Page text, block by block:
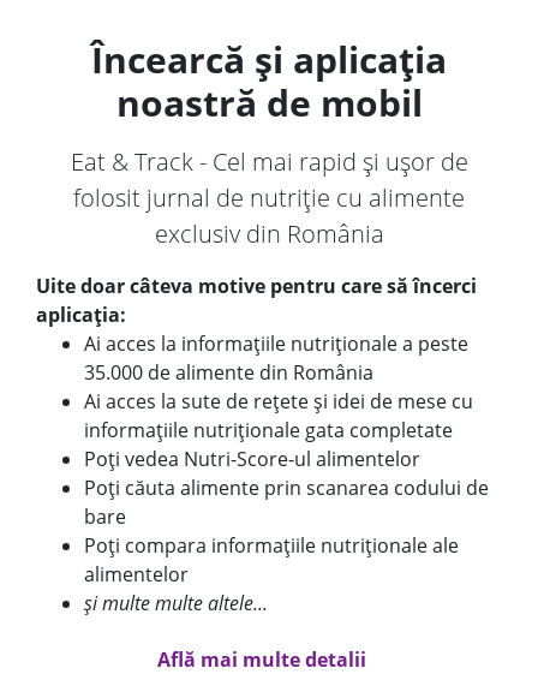
Încearcă și aplicația
noastră de mobil
Eat & Track - Cel mai rapid și ușor de
folosit jurnal de nutriție cu alimente
exclusiv din România
Uite doar câteva motive pentru care să încerci
aplicația:
Ai acces la informațiile nutriționale a peste
35.000 de alimente din România
Ai acces la sute de rețete și idei de mese cu
informațiile nutriționale gata completate
Poți vedea Nutri-Score-ul alimentelor
Poți căuta alimente prin scanarea codului de
bare
Poți compara informațiile nutriționale ale
alimentelor
și multe multe altele...
Află mai multe detalii